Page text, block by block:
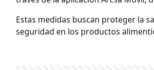
Estas medidas buscan proteger la
seguridad en los productos